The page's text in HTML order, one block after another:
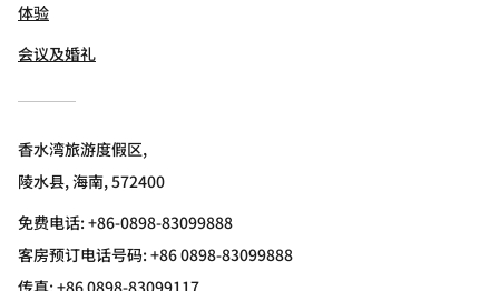
体验
会议及婚礼
香水湾旅游度假区,
陵水县, 海南, 572400
免费电话:+86-0898-83099888
客房预订电话号码: +86 0898-83099888
传真:+86 0898-83099117